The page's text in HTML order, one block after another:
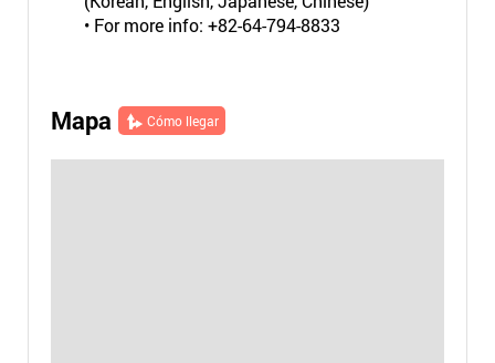
• For more info: +82-64-794-8833
Mapa Cómo llegar